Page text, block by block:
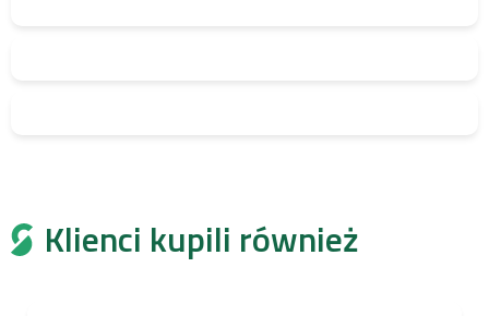
Klienci kupili również